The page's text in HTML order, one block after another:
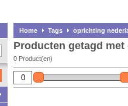
Home Tags oprichting
Producten getagd
0 Product(en)